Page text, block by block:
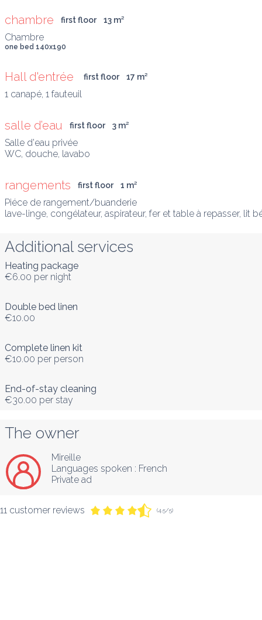
chambre first floor 13 m²
one bed 140x190
Hall d'entrée first floor 17 m²
1 canapé, 1 fauteuil
salle d’eau first floor 3 m²
Salle d'eau privée
WC, douche, lavabo
rangements first floor 1 m²
Piéce de rangement/buanderie
lave-linge, congélateur, aspirateur, fer et table à repasser, lit
Additional services
Heating package
€6.00 per night
Double bed linen
€10.00
Complete linen kit
€10.00 per person
End-of-stay cleaning
€30.00 per stay
The owner
Mireille
Languages spoken : French
Private ad
11 customer reviews (4.5/5)